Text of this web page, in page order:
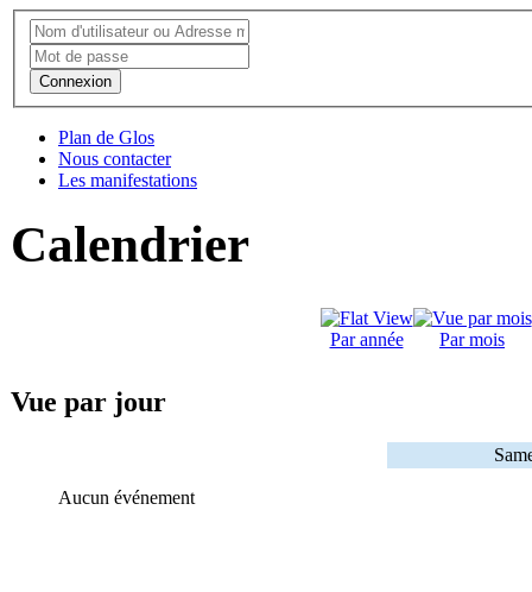
Connexion
Plan de Glos
Nous contacter
Les manifestations
Calendrier
Par année Par mois
Vue par jour
Aucun événement